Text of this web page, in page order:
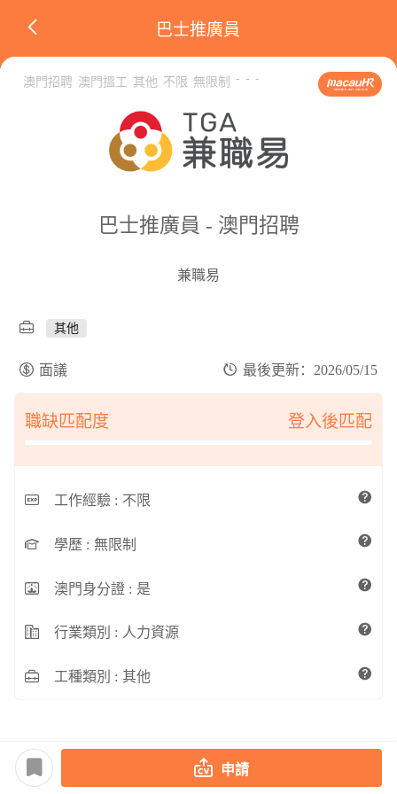
巴士推廣員
澳門招聘 澳門搵工 其他 不限 無限制 - - -
巴士推廣員 - 澳門招聘
兼職易
其他
面議 最後更新：2026/05/15
職缺匹配度 登入後匹配
工作經驗 : 不限
學歷 : 無限制
澳門身分證 : 是
行業類別 : 人力資源
工種類別 : 其他
申請